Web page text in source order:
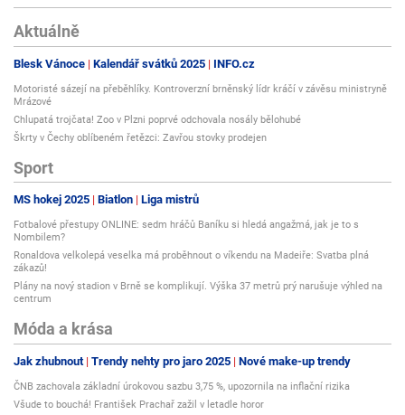
Aktuálně
Blesk Vánoce Kalendář svátků 2025 INFO.cz
Motoristé sázejí na přeběhlíky. Kontroverzní brněnský lídr kráčí v závěsu ministryně
Mrázové
Chlupatá trojčata! Zoo v Plzni poprvé odchovala nosály bělohubé
Škrty v Čechy oblíbeném řetězci: Zavřou stovky prodejen
Sport
MS hokej 2025 Biatlon Liga mistrů
Fotbalové přestupy ONLINE: sedm hráčů Baníku si hledá angažmá, jak je to s
Nombilem?
Ronaldova velkolepá veselka má proběhnout o víkendu na Madeiře: Svatba plná
zákazů!
Plány na nový stadion v Brně se komplikují. Výška 37 metrů prý narušuje výhled na
centrum
Móda a krása
Jak zhubnout Trendy nehty pro jaro 2025 Nové make-up trendy
ČNB zachovala základní úrokovou sazbu 3,75 %, upozornila na inflační rizika
Všude to bouchá! František Prachař zažil v letadle horor